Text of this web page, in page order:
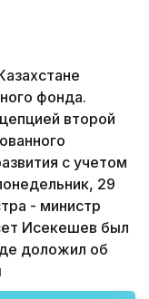
фонда.
второй
с учетом
29
- министр
Исекешев был
доложил об